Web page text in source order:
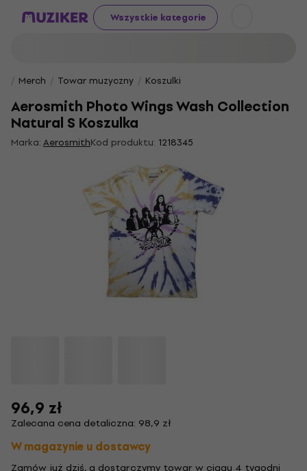
Wszystkie kategorie
Merch Towar muzyczny Koszulki
Aerosmith Photo Wings Wash Collection
Natural S Koszulka
Marka:AerosmithKod produktu: 1218345
96,9 zł
Zalecana cena detaliczna: 98,9 zł
W magazynie u dostawcy